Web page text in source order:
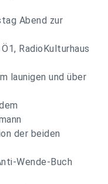
Abend zur
RadioKulturhaus
launigen und über
der beiden
Wende-Buch